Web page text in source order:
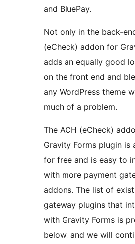
and BluePay.
Not only in the back-
(eCheck) addon for
adds an equally good
on the front end and
any WordPress theme
much of a problem.
The ACH (eCheck)
Gravity Forms plugin is
for free and is easy to
with more payment
addons. The list of
gateway plugins that
with Gravity Forms is
below, and we will